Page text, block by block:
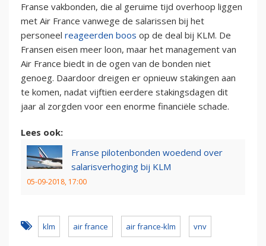
Franse vakbonden, die al geruime tijd overhoop liggen
met Air France vanwege de salarissen bij het
personeel reageerden boos op de deal bij KLM. De
Fransen eisen meer loon, maar het management van
Air France biedt in de ogen van de bonden niet
genoeg. Daardoor dreigen er opnieuw stakingen aan
te komen, nadat vijftien eerdere stakingsdagen dit
jaar al zorgden voor een enorme financiële schade.
Lees ook:
Franse pilotenbonden woedend over
salarisverhoging bij KLM
05-09-2018, 17:00
klm air france air france-klm vnv